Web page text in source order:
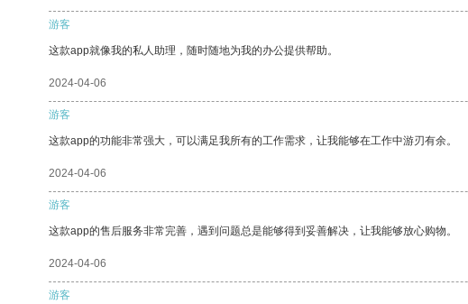
游客
这款app就像我的私人助理，随时随地为我的办公提供帮助。
2024-04-06
游客
这款app的功能非常强大，可以满足我所有的工作需求，让我能够在工作中游刃有余。
2024-04-06
游客
这款app的售后服务非常完善，遇到问题总是能够得到妥善解决，让我能够放心购物。
2024-04-06
游客